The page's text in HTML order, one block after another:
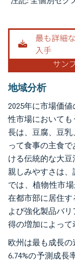
画像 © Mordor
地域分析
2025年に市場価
性市場において
長は、豆腐、豆
って食事の主食
ける伝統的な大
親しみやすさは
では、植物性市
在都市部に居住
よび強化製品バ
得の増加によって
欧州は最も成長の
6.74%の予測成長